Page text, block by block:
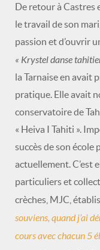
De retour à Castres
le travail de son
passion et d’ouvrir
« Krystel danse
la Tarnaise en avait
pratique. Elle avait
conservatoire de
« Heiva I Tahiti ».
succès de son école
actuellement. C’est
particuliers et
crèches, MJC,
souviens, quand j’ai
cours avec chacun 5